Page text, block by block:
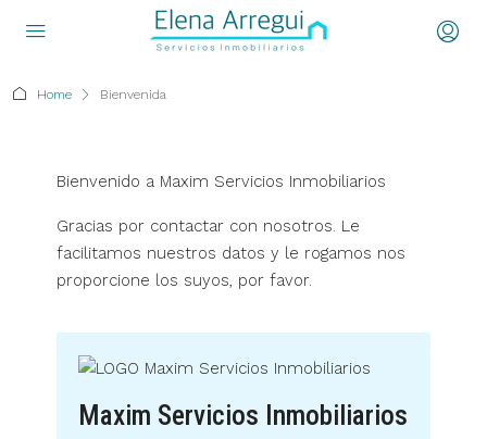
Home Bienvenida
Bienvenido a Maxim Servicios Inmobiliarios
Gracias por contactar con nosotros. Le
facilitamos nuestros datos y le rogamos nos
proporcione los suyos, por favor.
Maxim Servicios Inmobiliarios